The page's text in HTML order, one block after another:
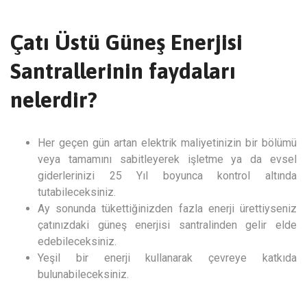
Çatı Üstü Güneş Enerjisi
Santrallerinin faydaları
nelerdir?
Her geçen gün artan elektrik maliyetinizin bir bölümü
veya tamamını sabitleyerek işletme ya da evsel
giderlerinizi 25 Yıl boyunca kontrol altında
tutabileceksiniz.
Ay sonunda tükettiğinizden fazla enerji ürettiyseniz
çatınızdaki güneş enerjisi santralinden gelir elde
edebileceksiniz.
Yeşil bir enerji kullanarak çevreye katkıda
bulunabileceksiniz.